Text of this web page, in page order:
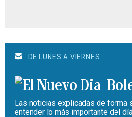
DE LUNES A VIERNES
Las noticias explicadas de forma
entender lo más importante del